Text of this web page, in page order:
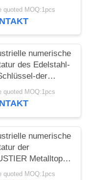
quoted MOQ:1pcs
numerische
des Edelstahl-
der
3x7
quoted MOQ:1pcs
numerische
der
Metalltopf-
Membran-2.0mm
quoted MOQ:1pcs